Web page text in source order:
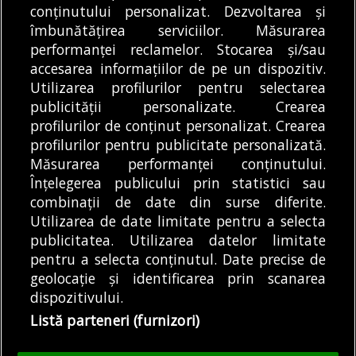
Direcția Generală de
Poliție Locală din
Sectorul 2 a aplicat
sancțiuni
contravenționale...
06/08/2026
MODIFICĂ SETĂRILE COOKIES
© Copyright 2025 - Buletin de București.
Găzduit dePresslabs.com. Powered by TRS Design.
Despre
Noi
Media
Kit
Politică De
Confidențialitate
Cookie
Policy (EU)
Cookie
Policy
Tweet
Facebook
Share this selection
Tweet
conținutului personalizat. Dezvoltarea și
îmbunătățirea serviciilor. Măsurarea
performanței reclamelor. Stocarea și/sau
accesarea informațiilor de pe un dispozitiv.
Utilizarea profilurilor pentru selectarea
publicității personalizate. Crearea
profilurilor de conținut personalizat. Crearea
profilurilor pentru publicitate personalizată.
Măsurarea performanței conținutului.
Înțelegerea publicului prin statistici sau
combinații de date din surse diferite.
Utilizarea de date limitate pentru a selecta
publicitatea. Utilizarea datelor limitate
pentru a selecta conținutul. Date precise de
geolocație și identificarea prin scanarea
dispozitivului.
Listă parteneri (furnizori)